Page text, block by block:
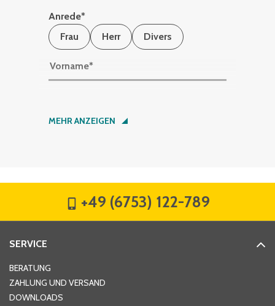
Anrede*
Frau
Herr Divers
Vorname*
Nachname*
Hausnummer
MEHR ANZEIGEN
+49 (6753) 122-789
SERVICE
BERATUNG
ZAHLUNG UND VERSAND
DOWNLOADS